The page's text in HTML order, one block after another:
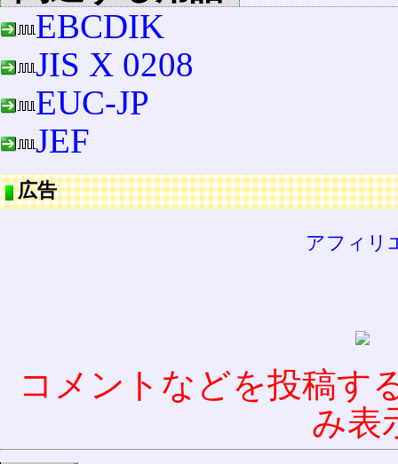
EBCDIK
JIS X 0208
EUC-JP
JEF
広告
アフィリ
コメントなどを投稿す
み表